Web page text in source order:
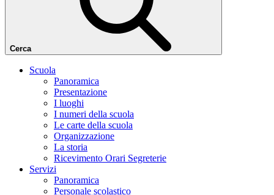
Cerca
Scuola
Panoramica
Presentazione
I luoghi
I numeri della scuola
Le carte della scuola
Organizzazione
La storia
Ricevimento Orari Segreterie
Servizi
Panoramica
Personale scolastico